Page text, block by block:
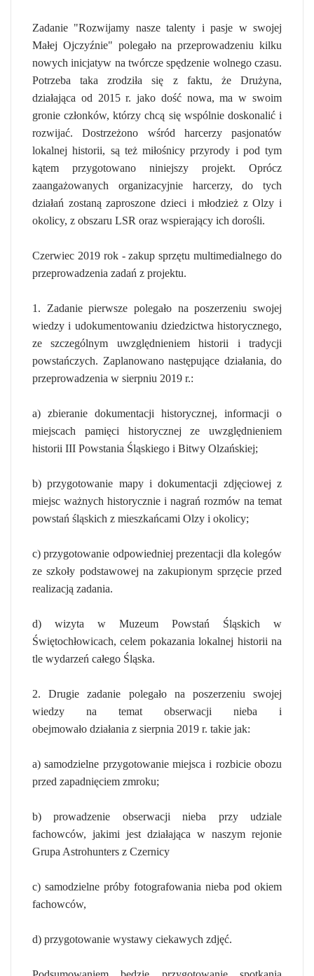
Zadanie "Rozwijamy nasze talenty i pasje w swojej
Małej Ojczyźnie" polegało na przeprowadzeniu kilku
nowych inicjatyw na twórcze spędzenie wolnego czasu.
Potrzeba taka zrodziła się z faktu, że Drużyna,
działająca od 2015 r. jako dość nowa, ma w swoim
gronie członków, którzy chcą się wspólnie doskonalić i
rozwijać. Dostrzeżono wśród harcerzy pasjonatów
lokalnej historii, są też miłośnicy przyrody i pod tym
kątem przygotowano niniejszy projekt. Oprócz
zaangażowanych organizacyjnie harcerzy, do tych
działań zostaną zaproszone dzieci i młodzież z Olzy i
okolicy, z obszaru LSR oraz wspierający ich dorośli.
Czerwiec 2019 rok - zakup sprzętu multimedialnego do
przeprowadzenia zadań z projektu.
1. Zadanie pierwsze polegało na poszerzeniu swojej
wiedzy i udokumentowaniu dziedzictwa historycznego,
ze szczególnym uwzględnieniem historii i tradycji
powstańczych. Zaplanowano następujące działania, do
przeprowadzenia w sierpniu 2019 r.:
a) zbieranie dokumentacji historycznej, informacji o
miejscach pamięci historycznej ze uwzględnieniem
historii III Powstania Śląskiego i Bitwy Olzańskiej;
b) przygotowanie mapy i dokumentacji zdjęciowej z
miejsc ważnych historycznie i nagrań rozmów na temat
powstań śląskich z mieszkańcami Olzy i okolicy;
c) przygotowanie odpowiedniej prezentacji dla kolegów
ze szkoły podstawowej na zakupionym sprzęcie przed
realizacją zadania.
d) wizyta w Muzeum Powstań Śląskich w
Świętochłowicach, celem pokazania lokalnej historii na
tle wydarzeń całego Śląska.
2. Drugie zadanie polegało na poszerzeniu swojej
wiedzy na temat obserwacji nieba i
obejmowało działania z sierpnia 2019 r. takie jak:
a) samodzielne przygotowanie miejsca i rozbicie obozu
przed zapadnięciem zmroku;
b) prowadzenie obserwacji nieba przy udziale
fachowców, jakimi jest działająca w naszym rejonie
Grupa Astrohunters z Czernicy
c) samodzielne próby fotografowania nieba pod okiem
fachowców,
d) przygotowanie wystawy ciekawych zdjęć.